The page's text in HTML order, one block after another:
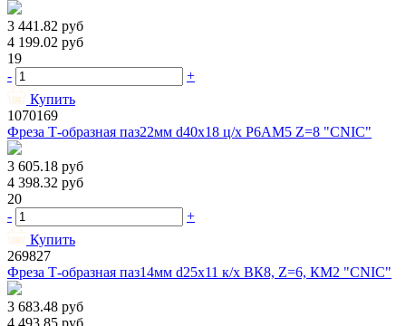
3 441.82 руб
4 199.02 руб
19
-
+
Купить
1070169
Фреза Т-образная паз22мм d40х18 ц/х Р6АМ5 Z=8 "CNIC"
3 605.18 руб
4 398.32 руб
20
-
+
Купить
269827
Фреза Т-образная паз14мм d25х11 к/х ВК8, Z=6, КМ2 "CNIC"
3 683.48 руб
4 493.85 руб